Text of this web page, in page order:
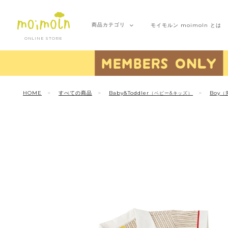
ONLINE STORE
商品カテゴリ モイモルン moimoln とは
HOME すべての商品 Baby&Toddler （ベビー&キッズ） Boy